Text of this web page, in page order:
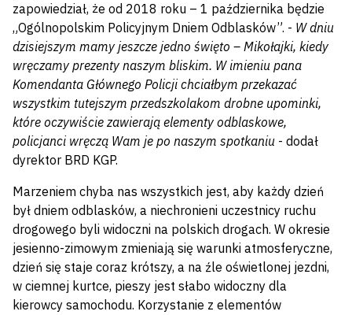
zapowiedział, że od 2018 roku – 1 października będzie
„Ogólnopolskim Policyjnym Dniem Odblasków”. - W dniu
dzisiejszym mamy jeszcze jedno święto – Mikołajki, kiedy
wręczamy prezenty naszym bliskim. W imieniu pana
Komendanta Głównego Policji chciałbym przekazać
wszystkim tutejszym przedszkolakom drobne upominki,
które oczywiście zawierają elementy odblaskowe,
policjanci wręczą Wam je po naszym spotkaniu - dodał
dyrektor BRD KGP.
Marzeniem chyba nas wszystkich jest, aby każdy dzień
był dniem odblasków, a niechronieni uczestnicy ruchu
drogowego byli widoczni na polskich drogach. W okresie
jesienno-zimowym zmieniają się warunki atmosferyczne,
dzień się staje coraz krótszy, a na źle oświetlonej jezdni,
w ciemnej kurtce, pieszy jest słabo widoczny dla
kierowcy samochodu. Korzystanie z elementów